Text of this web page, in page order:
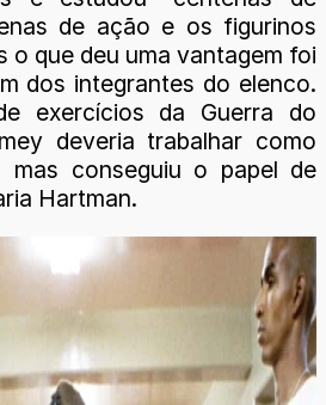
de ação e os figurinos
o que deu uma vantagem foi
dos integrantes do elenco.
exercícios da Guerra do
deveria trabalhar como
mas conseguiu o papel de
Hartman.